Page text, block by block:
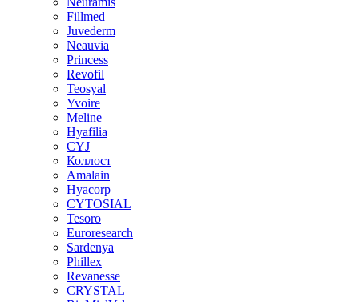
Fillmed
Juvederm
Neauvia
Princess
Revofil
Teosyal
Yvoire
Meline
Hyafilia
CYJ
Коллост
Amalain
Hyacorp
CYTOSIAL
Tesoro
Euroresearch
Sardenya
Phillex
Revanesse
CRYSTAL